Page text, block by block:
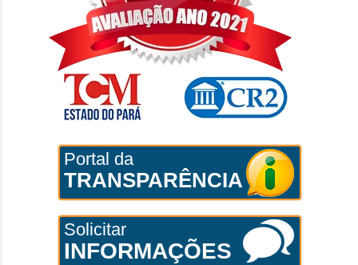
Portal da
TRANSPARÊNCIA
Solicitar
INFORMAÇÕES